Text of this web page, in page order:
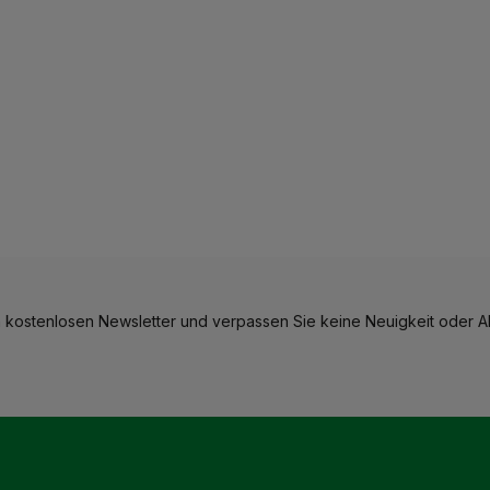
Newsletter und verpassen Sie keine Neuigkeit oder